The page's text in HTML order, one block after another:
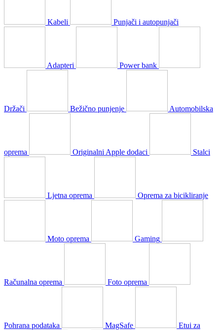
Kabeli Punjači i autopunjači
Adapteri Power bank
Držači Bežično punjenje Automobilska
oprema Originalni Apple dodaci Stalci
Ljetna oprema Oprema za bicikliranje
Moto oprema Gaming
Računalna oprema Foto oprema
Pohrana podataka MagSafe Etui za